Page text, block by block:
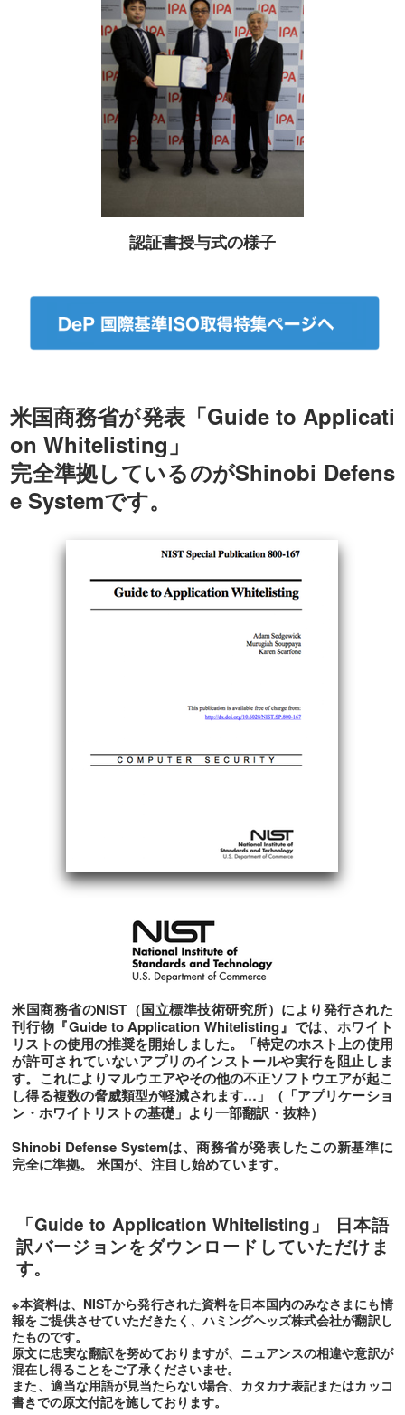
認証書授与式の様子
米国商務省が発表「Guide to Applicati
on Whitelisting」
完全準拠しているのがShinobi Defens
e Systemです。
米国商務省のNIST（国立標準技術研究所）により発行された
刊行物『Guide to Application Whitelisting』では、ホワイト
リストの使用の推奨を開始しました。「特定のホスト上の使用
が許可されていないアプリのインストールや実行を阻止しま
す。これによりマルウエアやその他の不正ソフトウエアが起こ
し得る複数の脅威類型が軽減されます…」（「アプリケーショ
ン・ホワイトリストの基礎」より一部翻訳・抜粋）
Shinobi Defense Systemは、商務省が発表したこの新基準に
完全に準拠。 米国が、注目し始めています。
「Guide to Application Whitelisting」
日本語
訳バージョンをダウンロードしていただけま
す。
※本資料は、NISTから発行された資料を日本国内のみなさまにも情
報をご提供させていただきたく、ハミングヘッズ株式会社が翻訳し
たものです。
原文に忠実な翻訳を努めておりますが、ニュアンスの相違や意訳が
混在し得ることをご了承くださいませ。
また、適当な用語が見当たらない場合、カタカナ表記またはカッコ
書きでの原文付記を施しております。